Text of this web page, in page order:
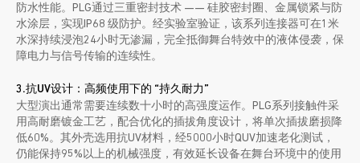
防水性能。PLG通过三重密封技术 —— 硅胶密封圈、金属锁紧与防
水涂层，实现IP68 级防护。经实验室验证，该系列连接器可在1米
水深持续浸泡24小时无渗漏，完全抵御舞台特效中的液体侵袭，保
障电力与信号传输的连续性。
3.抗UV设计：高频使用下的 “持久耐力”
大型演出通常需要连续数十小时的高强度运作。PLG系列接触件采
用高耐磨镀金工艺，配合优化的插拔角度设计，将单次插拔磨损降
低60%。其外壳选用抗UV材料，经5000小时QUV加速老化测试，
仍能保持95%以上的机械强度，有效延长设备在舞台环境中的使用